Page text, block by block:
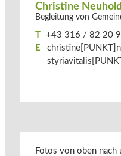
Christine Neuhold
Begleitung von
T +43 316 / 82 20
E
Fotos von oben nach